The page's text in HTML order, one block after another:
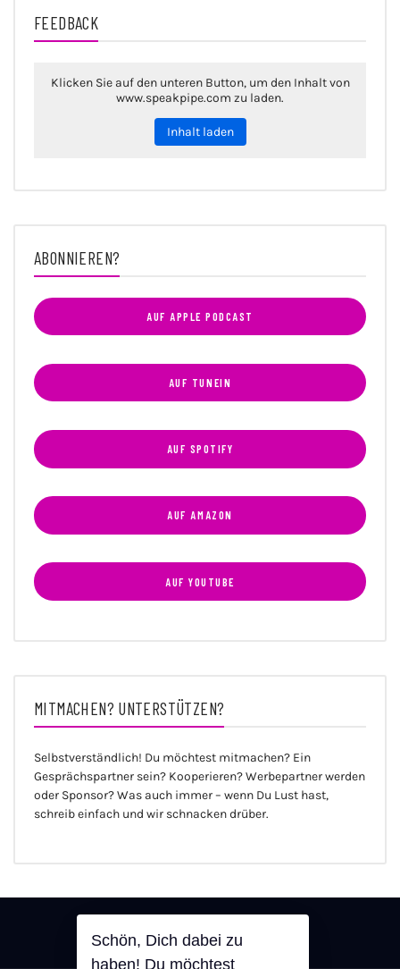
FEEDBACK
Klicken Sie auf den unteren Button, um den Inhalt von
www.speakpipe.com zu laden.
Inhalt laden
ABONNIEREN?
AUF APPLE PODCAST
AUF TUNEIN
AUF SPOTIFY
AUF AMAZON
AUF YOUTUBE
MITMACHEN? UNTERSTÜTZEN?
Selbstverständlich! Du möchtest mitmachen? Ein
Gesprächspartner sein? Kooperieren? Werbepartner werden
oder Sponsor? Was auch immer – wenn Du Lust hast,
schreib einfach und wir schnacken drüber.